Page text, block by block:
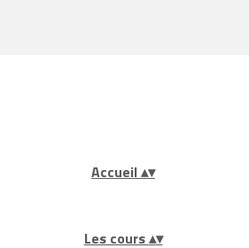
Accueil▴▾
Les cours▴▾